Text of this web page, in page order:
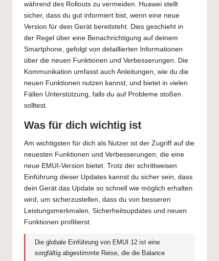
während des Rollouts zu vermeiden. Huawei stellt
sicher, dass du gut informiert bist, wenn eine neue
Version für dein Gerät bereitsteht. Dies geschieht in
der Regel über eine Benachrichtigung auf deinem
Smartphone, gefolgt von detaillierten Informationen
über die neuen Funktionen und Verbesserungen. Die
Kommunikation umfasst auch Anleitungen, wie du die
neuen Funktionen nutzen kannst, und bietet in vielen
Fällen Unterstützung, falls du auf Probleme stoßen
solltest.
Was für dich wichtig ist
Am wichtigsten für dich als Nutzer ist der Zugriff auf die
neuesten Funktionen und Verbesserungen, die eine
neue EMUI-Version bietet. Trotz der schrittweisen
Einführung dieser Updates kannst du sicher sein, dass
dein Gerät das Update so schnell wie möglich erhalten
wird, um sicherzustellen, dass du von besseren
Leistungsmerkmalen, Sicherheitsupdates und neuen
Funktionen profitierst.
Die globale Einführung von EMUI 12 ist eine
sorgfältig abgestimmte Reise, die die Balance